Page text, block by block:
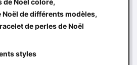
de Noël coloré
Noël de différents modèles,
de perles de Noël
styles